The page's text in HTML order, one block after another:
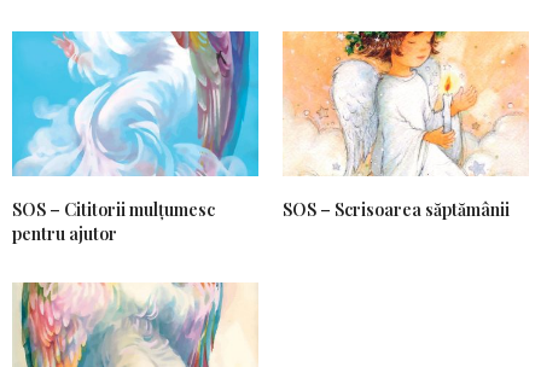
SOS – Cititorii mulțumesc
pentru ajutor
SOS – Scrisoarea săptămânii